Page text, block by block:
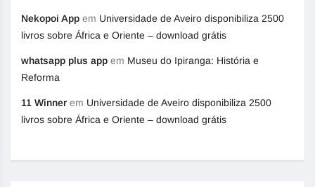
Nekopoi App em Universidade de Aveiro disponibiliza 2500
livros sobre África e Oriente – download grátis
whatsapp plus app em Museu do Ipiranga: História e
Reforma
11 Winner em Universidade de Aveiro disponibiliza 2500
livros sobre África e Oriente – download grátis